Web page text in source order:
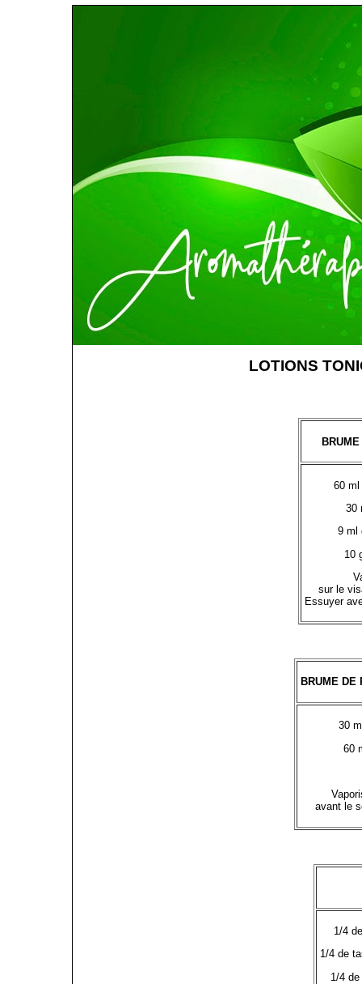
LOTIONS
60 ml
30
9 ml
10
sur le
Essuyer
BRUME DE
30
60
avant le
1/4
1/4 de
1/4